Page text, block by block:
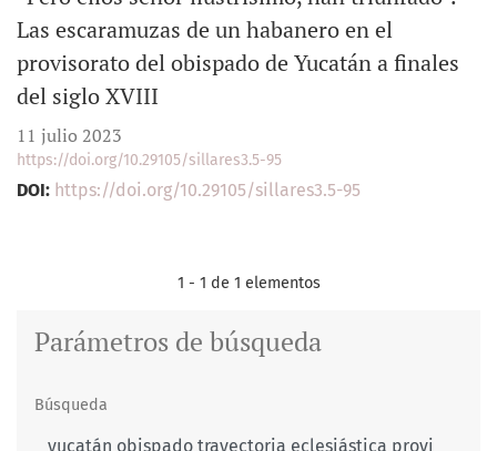
Las escaramuzas de un habanero en el
provisorato del obispado de Yucatán a finales
del siglo XVIII
11 julio 2023
https://doi.org/10.29105/sillares3.5-95
DOI: https://doi.org/10.29105/sillares3.5-95
1 - 1 de 1 elementos
Parámetros de búsqueda
Búsqueda